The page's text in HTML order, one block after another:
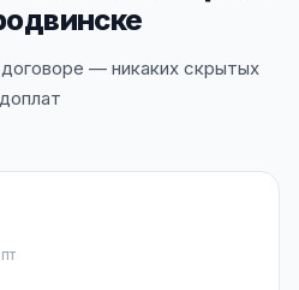
— никаких скрытых
доплат